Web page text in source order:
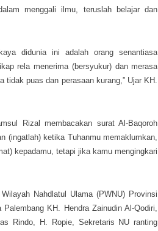
menggali ilmu, teruslah belajar dan
didunia ini adalah orang senantiasa
rela menerima (bersyukur) dan merasa
puas dan perasaan kurang,” Ujar KH.
Rizal membacakan surat Al-Baqoroh
(ingatlah) ketika Tuhanmu memaklumkan,
kepadamu, tetapi jika kamu mengingkari
Nahdlatul Ulama (PWNU) Provinsi
KH. Hendra Zainudin Al-Qodiri,
Rindo, H. Ropie, Sekretaris NU ranting